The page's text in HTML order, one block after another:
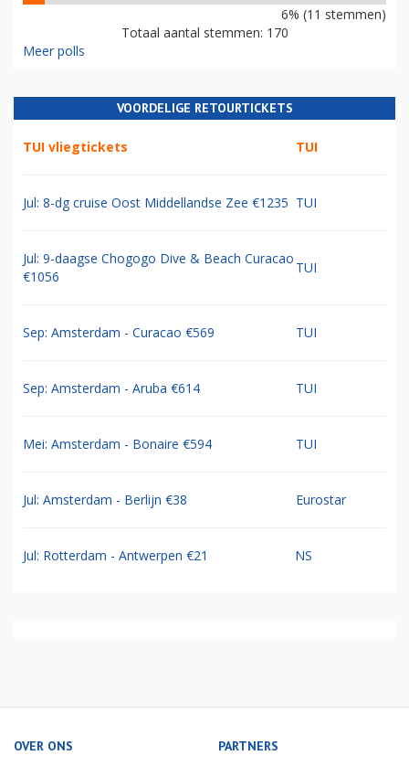
6% (11 stemmen)
Totaal aantal stemmen: 170
Meer polls
VOORDELIGE RETOURTICKETS
TUI vliegtickets TUI
Jul: 8-dg cruise Oost Middellandse Zee €1235 TUI
Jul: 9-daagse Chogogo Dive & Beach Curacao
€1056
TUI
Sep: Amsterdam - Curacao €569 TUI
Sep: Amsterdam - Aruba €614 TUI
Mei: Amsterdam - Bonaire €594 TUI
Jul: Amsterdam - Berlijn €38 Eurostar
Jul: Rotterdam - Antwerpen €21 NS
OVER ONS PARTNERS